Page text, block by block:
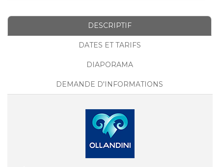
DESCRIPTIF
DATES ET TARIFS
DIAPORAMA
DEMANDE D'INFORMATIONS